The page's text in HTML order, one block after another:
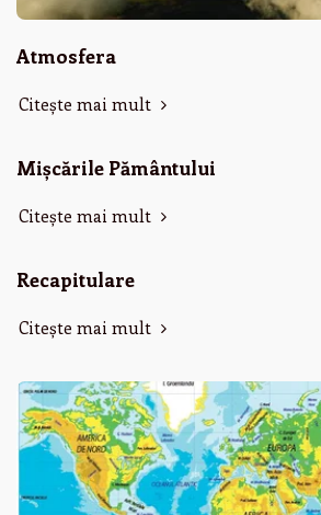
Atmosfera
Citește mai mult
Mișcările Pământului
Citește mai mult
Recapitulare
Citește mai mult